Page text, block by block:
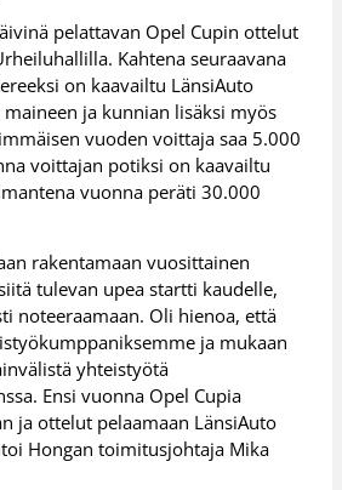
pelattavan Opel Cupin ottelut
Kahtena seuraavana
on kaavailtu LänsiAuto
maineen ja kunnian lisäksi myös
vuoden voittaja saa 5.000
voittajan potiksi on kaavailtu
vuonna peräti 30.000
rakentamaan vuosittainen
tulevan upea startti kaudelle,
noteeraamaan. Oli hienoa, että
ja mukaan
yhteistyötä
Ensi vuonna Opel Cupia
ja ottelut pelaamaan LänsiAuto
Hongan toimitusjohtaja Mika